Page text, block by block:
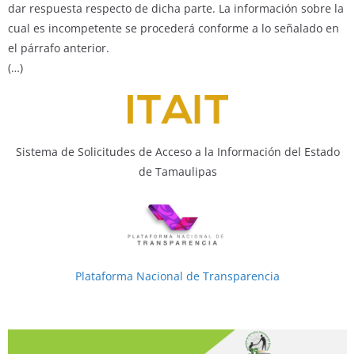
dar respuesta respecto de dicha parte. La información sobre la
cual es incompetente se procederá conforme a lo señalado en
el párrafo anterior.
(…)
Sistema de Solicitudes de Acceso a la Información del Estado
de Tamaulipas
Plataforma Nacional de Transparencia